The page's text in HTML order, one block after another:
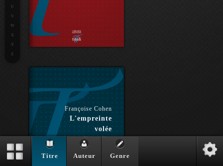
Françoise Cohen
L'empreinte
volée
Nouvelles
U
V
W
X
Y
Z
Titre Auteur Genre